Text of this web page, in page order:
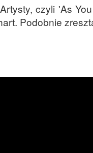
czyli 'As
Podobnie